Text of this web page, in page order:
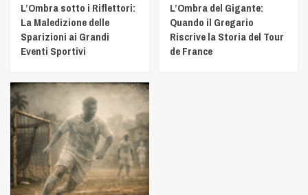
L’Ombra sotto i Riflettori:
La Maledizione delle
Sparizioni ai Grandi
Eventi Sportivi
L’Ombra del Gigante:
Quando il Gregario
Riscrive la Storia del Tour
de France